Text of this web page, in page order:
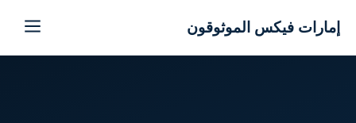
إمارات فيكس الموثوقون
إمارات فيكس الموثوقون